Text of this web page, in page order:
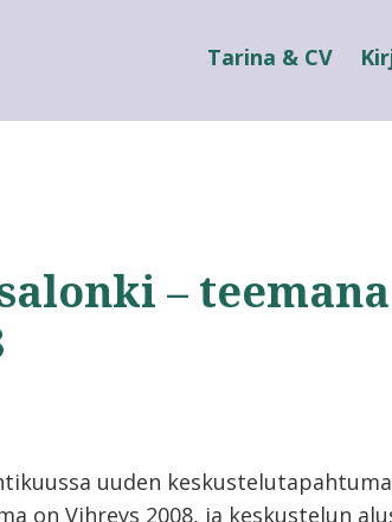
Tarina & CV
– teemana
uuden
on Vihreys 2008, ja keskustelun